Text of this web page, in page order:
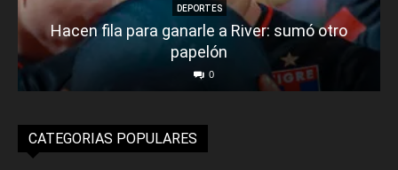
DEPORTES
Hacen fila para ganarle a River: sumó otro
papelón
0
CATEGORIAS POPULARES